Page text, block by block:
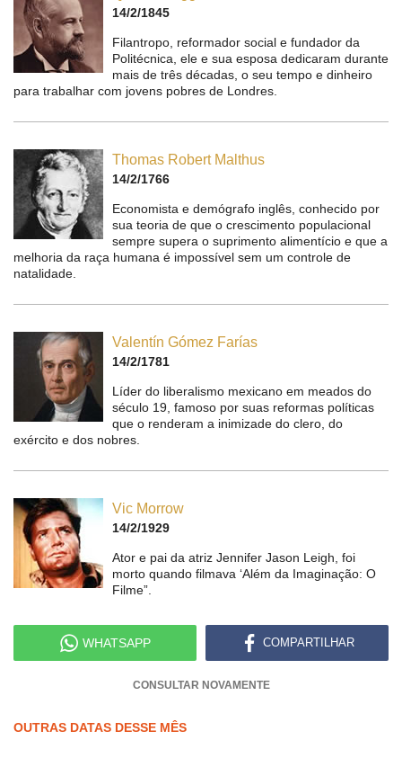
14/2/1845
Filantropo, reformador social e fundador da
Politécnica, ele e sua esposa dedicaram durante
mais de três décadas, o seu tempo e dinheiro
para trabalhar com jovens pobres de Londres.
Thomas Robert Malthus
14/2/1766
Economista e demógrafo inglês, conhecido por
sua teoria de que o crescimento populacional
sempre supera o suprimento alimentício e que a
melhoria da raça humana é impossível sem um controle de
natalidade.
Valentín Gómez Farías
14/2/1781
Líder do liberalismo mexicano em meados do
século 19, famoso por suas reformas políticas
que o renderam a inimizade do clero, do
exército e dos nobres.
Vic Morrow
14/2/1929
Ator e pai da atriz Jennifer Jason Leigh, foi
morto quando filmava ‘Além da Imaginação: O
Filme”.
WHATSAPP COMPARTILHAR
CONSULTAR NOVAMENTE
OUTRAS DATAS DESSE MÊS